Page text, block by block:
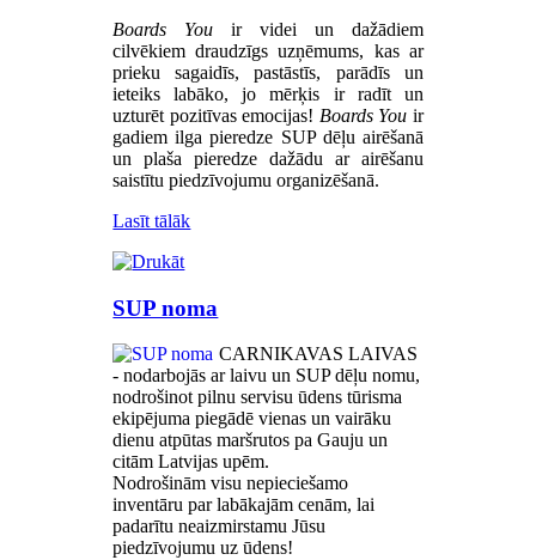
Boards Youir videi un dažādiem
cilvēkiem draudzīgs uzņēmums, kas ar
prieku sagaidīs, pastāstīs, parādīs un
ieteiks labāko, jo mērķis ir radīt un
uzturēt pozitīvas emocijas! Boards You ir
gadiem ilga pieredze SUP dēļu airēšanā
un plaša pieredze dažādu ar airēšanu
saistītu piedzīvojumu organizēšanā.
Lasīt tālāk
SUP noma
CARNIKAVAS LAIVAS
- nodarbojās ar laivu un SUP dēļu nomu,
nodrošinot pilnu servisu ūdens tūrisma
ekipējuma piegādē vienas un vairāku
dienu atpūtas maršrutos pa Gauju un
citām Latvijas upēm.
Nodrošinām visu nepieciešamo
inventāru par labākajām cenām, lai
padarītu neaizmirstamu Jūsu
piedzīvojumu uz ūdens!